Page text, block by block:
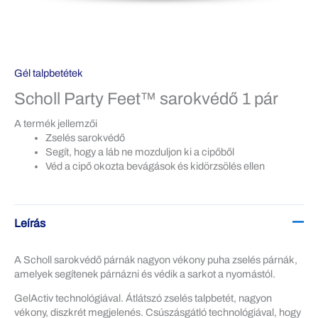
Gél talpbetétek
Scholl Party Feet™ sarokvédő 1 pár
A termék jellemzői
Zselés sarokvédő
Segít, hogy a láb ne mozduljon ki a cipőből
Véd a cipő okozta bevágások és kidörzsölés ellen
Leírás
A Scholl sarokvédő párnák nagyon vékony puha zselés párnák,
amelyek segítenek párnázni és védik a sarkot a nyomástól.
GelActiv technológiával. Átlátszó zselés talpbetét, nagyon
vékony, diszkrét megjelenés. Csúszásgátló technológiával, hogy